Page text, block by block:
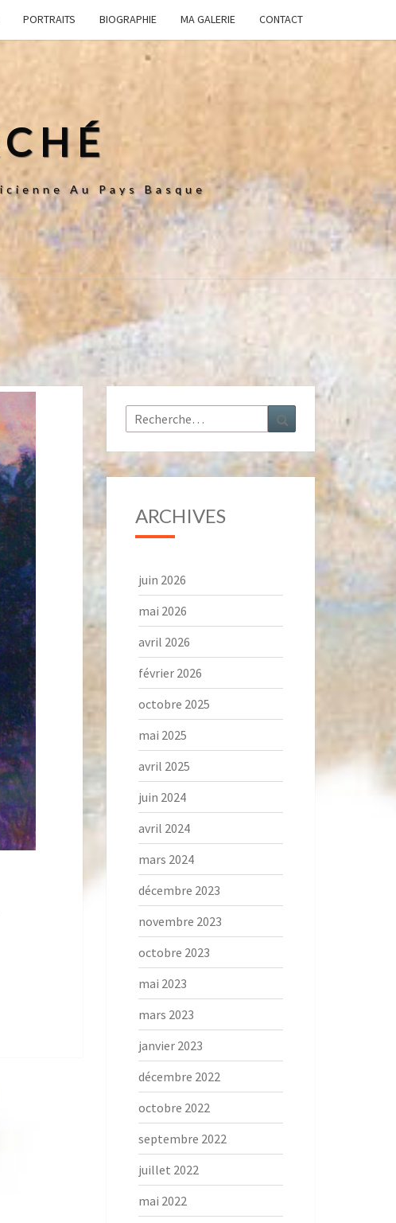
PORTRAITS BIOGRAPHIE MA GALERIE CONTACT
Au Pays Basque
Rechercher :
ARCHIVES
juin 2026
mai 2026
avril 2026
février 2026
octobre 2025
mai 2025
avril 2025
juin 2024
avril 2024
mars 2024
décembre 2023
novembre 2023
octobre 2023
mai 2023
mars 2023
janvier 2023
décembre 2022
octobre 2022
septembre 2022
juillet 2022
mai 2022